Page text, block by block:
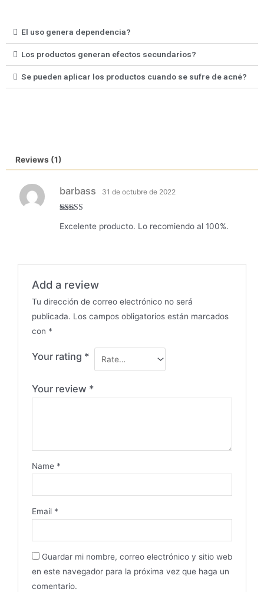
El uso genera dependencia?
Los productos generan efectos secundarios?
Se pueden aplicar los productos cuando se sufre de acné?
Reviews (1)
of 5
barbass 31 de octubre de 2022
Excelente producto. Lo recomiendo al 100%.
Add a review
Tu dirección de correo electrónico no será
publicada. Los campos obligatorios están marcados
con *
Your rating *
Your review *
Name *
Email *
Guardar mi nombre, correo electrónico y sitio web
en este navegador para la próxima vez que haga un
comentario.